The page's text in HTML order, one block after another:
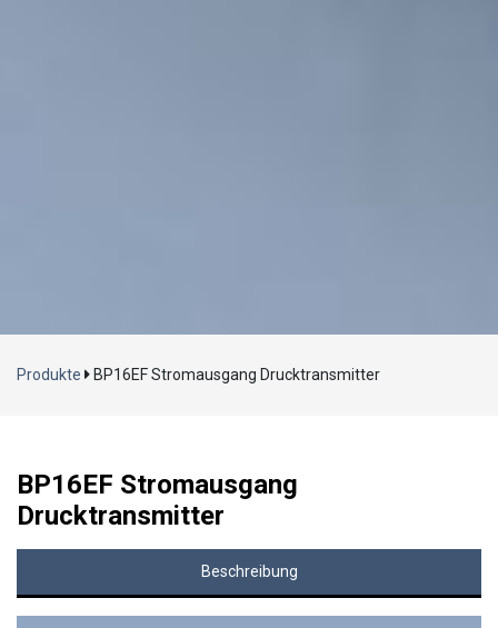
Produkte BP16EF Stromausgang Drucktransmitter
BP16EF Stromausgang
Drucktransmitter
Beschreibung